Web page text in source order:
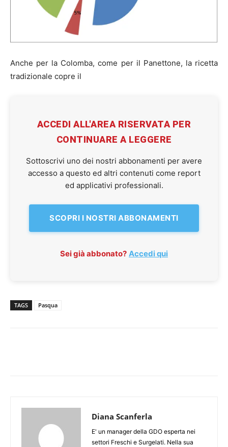
Anche per la Colomba, come per il Panettone, la ricetta
tradizionale copre il
ACCEDI ALL'AREA RISERVATA PER
CONTINUARE A LEGGERE
Sottoscrivi uno dei nostri abbonamenti per avere
accesso a questo ed altri contenuti come report
ed applicativi professionali.
SCOPRI I NOSTRI ABBONAMENTI
Sei già abbonato? Accedi qui
TAGS Pasqua
Diana Scanferla
E' un manager della GDO esperta nei
settori Freschi e Surgelati. Nella sua